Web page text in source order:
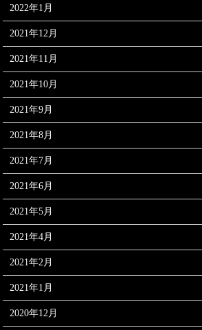
2022年1月
2021年12月
2021年11月
2021年10月
2021年9月
2021年8月
2021年7月
2021年6月
2021年5月
2021年4月
2021年2月
2021年1月
2020年12月